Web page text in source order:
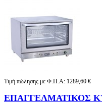
Τιμή πώλησης με Φ.Π.Α: 1289,60 €
ΕΠΑΓΓΕΛΜΑΤΙΚΟΣ